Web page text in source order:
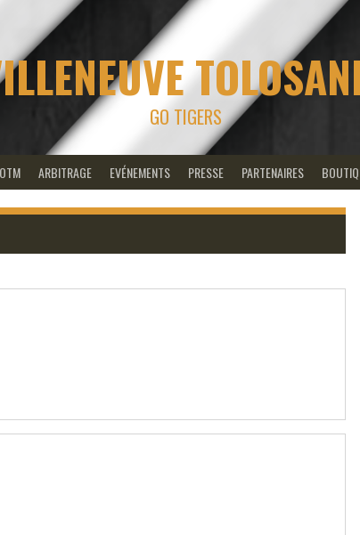
GO TIGERS
OTM ARBITRAGE EVÉNEMENTS PRESSE PARTENAIRES